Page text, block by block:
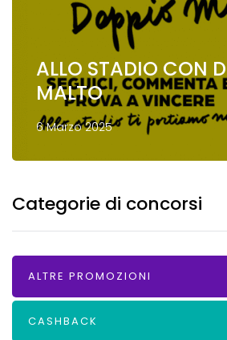
ALLO STADIO CON
MALTO
6 Marzo 2025
Categorie di concorsi
ALTRE PROMOZIONI
CASHBACK